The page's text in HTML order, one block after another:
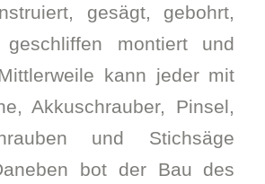
gesägt, gebohrt,
geschliffen montiert und
kann jeder mit
Akkuschrauber, Pinsel,
und Stichsäge
bot der Bau des